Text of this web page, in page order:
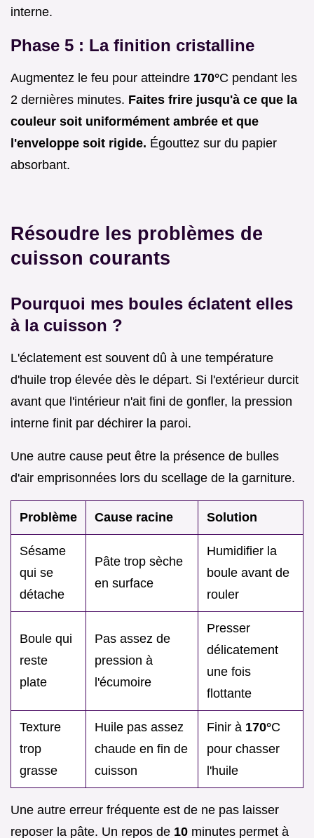
interne.
Phase 5 : La finition cristalline
Augmentez le feu pour atteindre 170°C pendant les
2 dernières minutes. Faites frire jusqu'à ce que la
couleur soit uniformément ambrée et que
l'enveloppe soit rigide. Égouttez sur du papier
absorbant.
Résoudre les problèmes de
cuisson courants
Pourquoi mes boules éclatent elles
à la cuisson ?
L'éclatement est souvent dû à une température
d'huile trop élevée dès le départ. Si l'extérieur durcit
avant que l'intérieur n'ait fini de gonfler, la pression
interne finit par déchirer la paroi.
Une autre cause peut être la présence de bulles
d'air emprisonnées lors du scellage de la garniture.
Problème Cause racine Solution
Sésame
qui se
détache
Pâte trop sèche
en surface
Humidifier la
boule avant de
rouler
Boule qui
reste
plate
Pas assez de
pression à
l'écumoire
Presser
délicatement
une fois
flottante
Texture
trop
grasse
Huile pas assez
chaude en fin de
cuisson
Finir à 170°C
pour chasser
l'huile
Une autre erreur fréquente est de ne pas laisser
reposer la pâte. Un repos de 10 minutes permet à